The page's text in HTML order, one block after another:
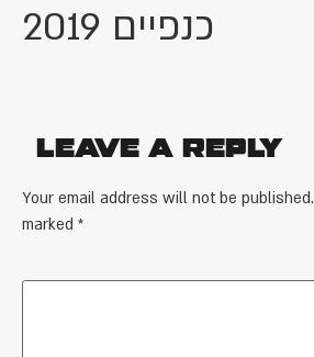
כנפיים 2019
Leave a Reply
Your email address will not be published.
marked *